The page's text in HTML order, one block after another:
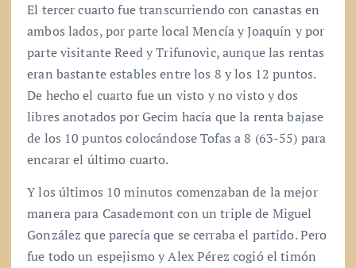
El tercer cuarto fue transcurriendo con canastas en
ambos lados, por parte local Mencía y Joaquín y por
parte visitante Reed y Trifunovic, aunque las rentas
eran bastante estables entre los 8 y los 12 puntos.
De hecho el cuarto fue un visto y no visto y dos
libres anotados por Gecim hacía que la renta bajase
de los 10 puntos colocándose Tofas a 8 (63-55) para
encarar el último cuarto.
Y los últimos 10 minutos comenzaban de la mejor
manera para Casademont con un triple de Miguel
González que parecía que se cerraba el partido. Pero
fue todo un espejismo y Alex Pérez cogió el timón